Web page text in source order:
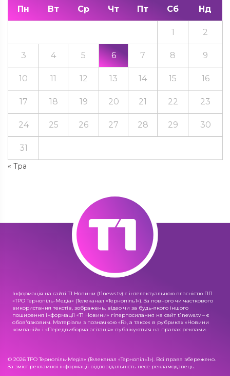
Пн Вт Ср Чт Пт Сб Нд
« Тра
1 2
3 4 5 6 7 8 9
10 11 12 13 14 15 16
17 18 19 20 21 22 23
24 25 26 27 28 29 30
31
Інформація на сайті Т1 Новини (t1news.tv) є інтелектуальною власністю ПП
«ТРО Тернопіль-Медіа» (Телеканал «Тернопіль1»). За повного чи часткового
використання текстів, зображень, відео чи за будь-якого іншого
поширення інформації «Т1 Новини» гіперпосилання на сайт t1news.tv – є
обов'язковим. Матеріали з позначкою «R», а також в рубриках «Новини
компаній» і «Передвиборча агітація» публікуються на правах реклами.
© 2026 ТРО Тернопіль-Медіа» (Телеканал «Тернопіль1»). Всі права збережено.
За зміст рекламної інформації відповідальність несе рекламодавець.